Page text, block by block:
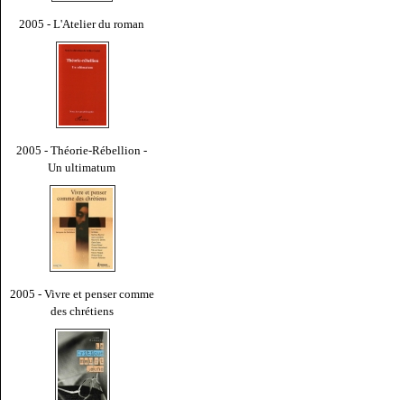
2005 - L'Atelier du roman
2005 - Théorie-Rébellion -
Un ultimatum
2005 - Vivre et penser comme
des chrétiens